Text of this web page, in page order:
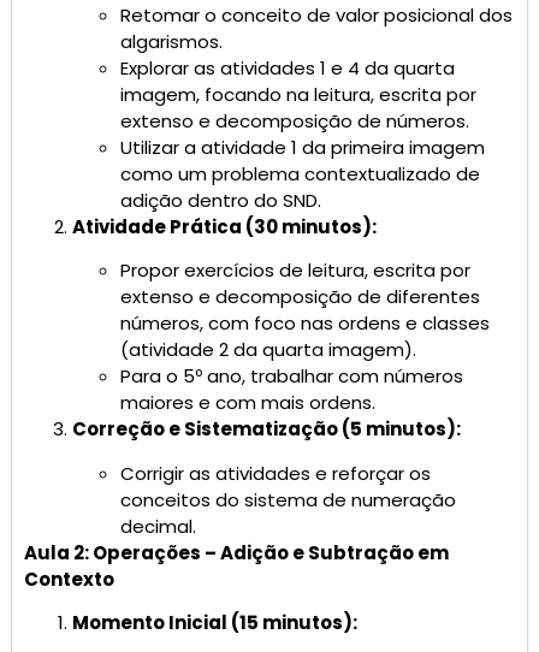
Retomar o conceito de valor posicional dos
algarismos.
Explorar as atividades 1 e 4 da quarta
imagem, focando na leitura, escrita por
extenso e decomposição de números.
Utilizar a atividade 1 da primeira imagem
como um problema contextualizado de
adição dentro do SND.
Atividade Prática (30 minutos):
Propor exercícios de leitura, escrita por
extenso e decomposição de diferentes
números, com foco nas ordens e classes
(atividade 2 da quarta imagem).
Para o 5º ano, trabalhar com números
maiores e com mais ordens.
Correção e Sistematização (5 minutos):
Corrigir as atividades e reforçar os
conceitos do sistema de numeração
decimal.
Aula 2: Operações – Adição e Subtração em
Contexto
Momento Inicial (15 minutos):